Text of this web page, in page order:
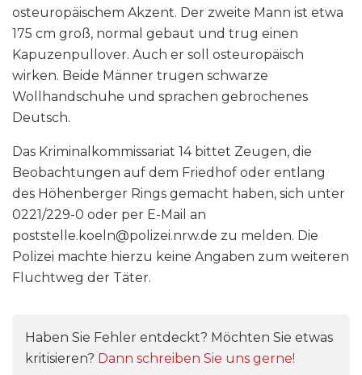
osteuropäischem Akzent. Der zweite Mann ist etwa
175 cm groß, normal gebaut und trug einen
Kapuzenpullover. Auch er soll osteuropäisch
wirken. Beide Männer trugen schwarze
Wollhandschuhe und sprachen gebrochenes
Deutsch.
Das Kriminalkommissariat 14 bittet Zeugen, die
Beobachtungen auf dem Friedhof oder entlang
des Höhenberger Rings gemacht haben, sich unter
0221/229-0 oder per E-Mail an
poststelle.koeln@polizei.nrw.de zu melden. Die
Polizei machte hierzu keine Angaben zum weiteren
Fluchtweg der Täter.
Haben Sie Fehler entdeckt? Möchten Sie etwas
kritisieren? Dann schreiben Sie uns gerne!